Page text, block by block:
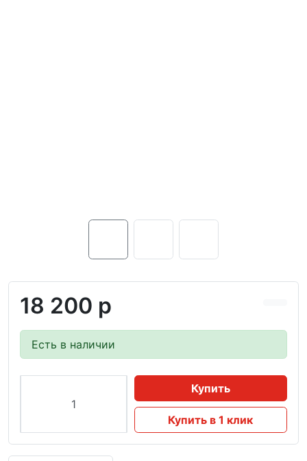
18 200 р
Есть в наличии
Купить
Купить в 1 клик